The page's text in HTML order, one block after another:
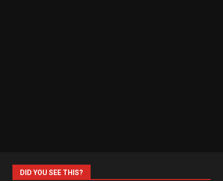
DID YOU SEE THIS?